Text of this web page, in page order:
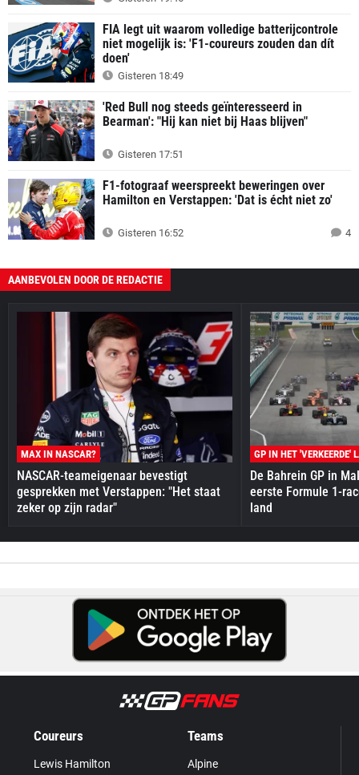
FIA legt uit waarom volledige batterijcontrole
niet mogelijk is: 'F1-coureurs zouden dan dít
doen'
Gisteren 18:49
'Red Bull nog steeds geïnteresseerd in
Bearman': "Hij kan niet bij Haas blijven"
Gisteren 17:51
F1-fotograaf weerspreekt beweringen over
Hamilton en Verstappen: 'Dat is écht niet zo'
Gisteren 16:52 4
AANBEVOLEN DOOR DE REDACTIE
MAX IN NASCAR?
NASCAR-teameigenaar bevestigt
gesprekken met Verstappen: "Het staat
zeker op zijn radar"
GP IN HET 'VERKEERDE'
De Bahrein GP in
eerste Formule 1-
land
Coureurs
Lewis Hamilton
Teams
Alpine